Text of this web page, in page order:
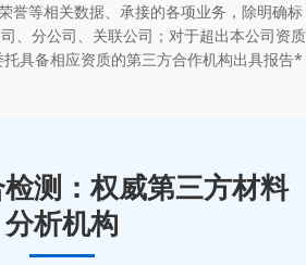
誉等相关数据、承接的各项业务，除明确标
、分公司、关联公司；对于超出本公司资质
具备相应资质的第三方合作机构出具报告*
测：权威第三方材料
分析机构